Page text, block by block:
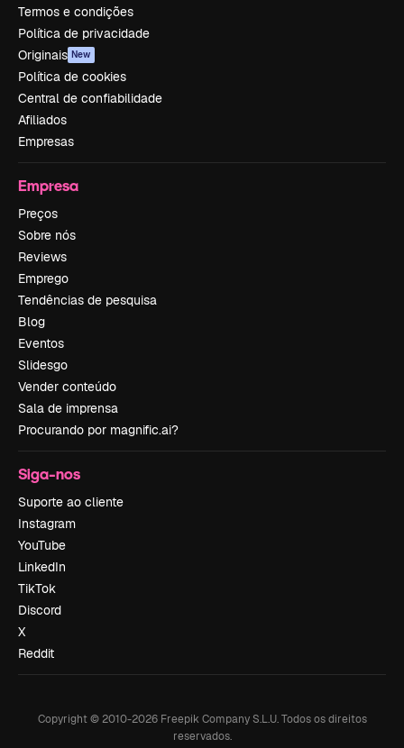
Termos e condições
Política de privacidade
Originais New
Política de cookies
Central de confiabilidade
Afiliados
Empresas
Empresa
Preços
Sobre nós
Reviews
Emprego
Tendências de pesquisa
Blog
Eventos
Slidesgo
Vender conteúdo
Sala de imprensa
Procurando por magnific.ai?
Siga-nos
Suporte ao cliente
Instagram
YouTube
LinkedIn
TikTok
Discord
X
Reddit
Copyright © 2010-2026Freepik Company S.L.U. Todos os direitos
reservados.